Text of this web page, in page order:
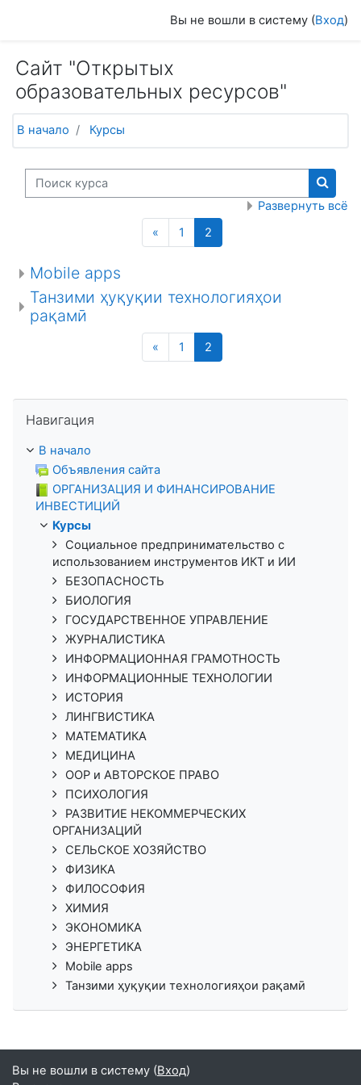
Вы не вошли в систему (Вход)
Сайт "Открытых
образовательных ресурсов"
В начало Курсы
Поиск курса
Поиск
Развернуть всё
«Назад
1 2(текущая)
Mobile apps
Танзими ҳуқуқии технологияҳои
рақамӣ
«Назад
1 2(текущая)
Навигация
В начало
Объявления сайта
ОРГАНИЗАЦИЯ И ФИНАНСИРОВАНИЕ
ИНВЕСТИЦИЙ
Курсы
Социальное предпринимательство с
использованием инструментов ИКТ и ИИ
БЕЗОПАСНОСТЬ
БИОЛОГИЯ
ГОСУДАРСТВЕННОЕ УПРАВЛЕНИЕ
ЖУРНАЛИСТИКА
ИНФОРМАЦИОННАЯ ГРАМОТНОСТЬ
ИНФОРМАЦИОННЫЕ ТЕХНОЛОГИИ
ИСТОРИЯ
ЛИНГВИСТИКА
МАТЕМАТИКА
МЕДИЦИНА
ООР и АВТОРСКОЕ ПРАВО
ПСИХОЛОГИЯ
РАЗВИТИЕ НЕКОММЕРЧЕСКИХ
ОРГАНИЗАЦИЙ
СЕЛЬСКОЕ ХОЗЯЙСТВО
ФИЗИКА
ФИЛОСОФИЯ
ХИМИЯ
ЭКОНОМИКА
ЭНЕРГЕТИКА
Mobile apps
Танзими ҳуқуқии технологияҳои рақамӣ
Вы не вошли в систему (Вход)